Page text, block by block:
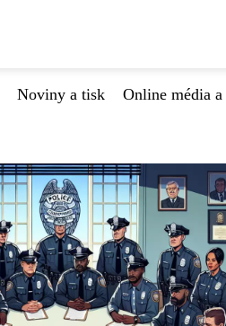
Noviny a tisk Online média